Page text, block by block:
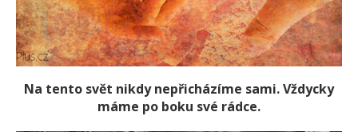
Na tento svět nikdy nepřicházíme sami. Vždycky
máme po boku své rádce.